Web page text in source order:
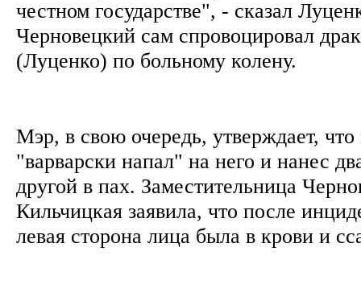
честном государстве", - сказал
Черновецкий сам спровоцировал
(Луценко) по больному колену.
Мэр, в свою очередь, утверждает, что
"варварски напал" на него и нанес
другой в пах. Заместительница
Кильчицкая заявила, что после
левая сторона лица была в крови и